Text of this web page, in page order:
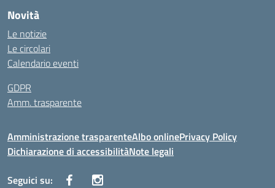
Novità
Le notizie
Le circolari
Calendario eventi
GDPR
Amm. trasparente
Amministrazione trasparenteAlbo onlinePrivacy Policy
Dichiarazione di accessibilitàNote legali
Seguici su: